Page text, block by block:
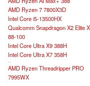
AMD Ryzen 7 7800X3D
Intel Core i5-13500HX
Qualcomm Snapdragon X2 Elite
88-100
Intel Core Ultra X9 388H
Intel Core Ultra X7 358H
...
AMD Ryzen Threadripper PRO
7995WX